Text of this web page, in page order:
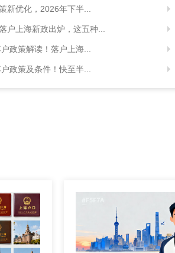
新优化，2026年下半...
户上海新政出炉，这五种...
政策解读！落户上海...
政策及条件！快至半...